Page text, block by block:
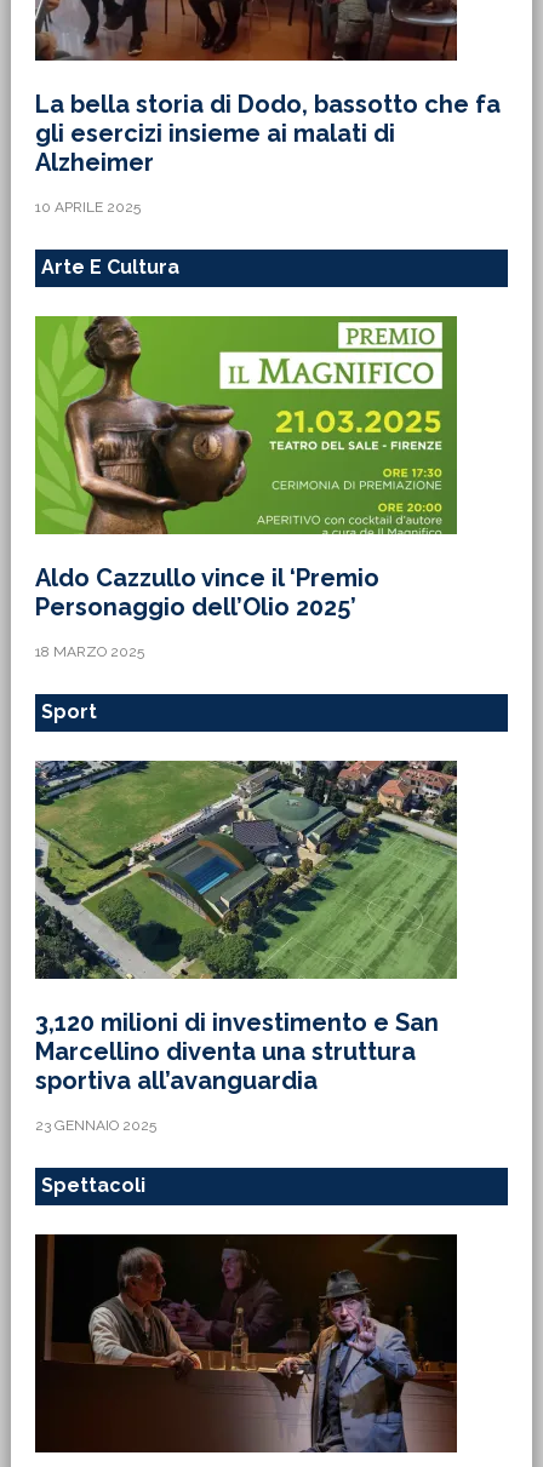
La bella storia di Dodo, bassotto che fa
gli esercizi insieme ai malati di
Alzheimer
10 APRILE 2025
Arte E Cultura
Aldo Cazzullo vince il ‘Premio
Personaggio dell’Olio 2025’
18 MARZO 2025
Sport
3,120 milioni di investimento e San
Marcellino diventa una struttura
sportiva all’avanguardia
23 GENNAIO 2025
Spettacoli